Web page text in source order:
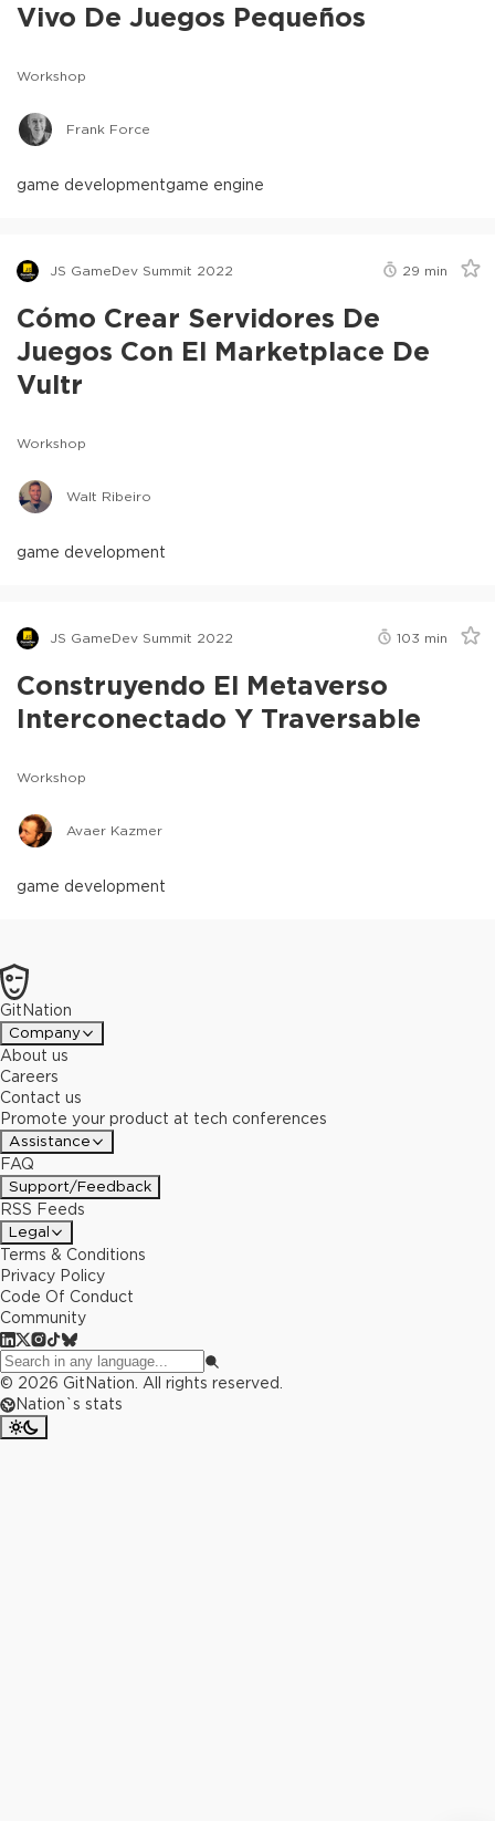
Vivo De Juegos Pequeños
Workshop
Frank Force
game developmentgame engine
JS GameDev Summit 2022 29 min
Cómo Crear Servidores De
Juegos Con El Marketplace De
Vultr
Workshop
Walt Ribeiro
game development
JS GameDev Summit 2022 103 min
Construyendo El Metaverso
Interconectado Y Traversable
Workshop
Avaer Kazmer
game development
GitNation
Company
About us
Careers
Contact us
Promote your product at tech conferences
Assistance
FAQ
Support/Feedback
RSS Feeds
Legal
Terms & Conditions
Privacy Policy
Code Of Conduct
Community
© 2026 GitNation. All rights reserved.
Nation`s stats